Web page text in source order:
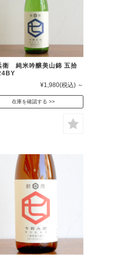
衛 純米吟醸美山錦 五拾
¥1,980(税込) ～
在庫を確認する